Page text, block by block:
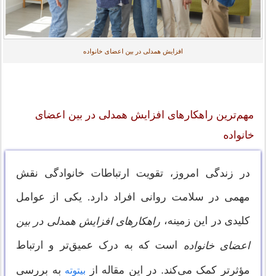
افزایش همدلی در بین اعضای خانواده
مهم‌ترین راهکارهای افزایش همدلی در بین اعضای
خانواده
در زندگی امروز، تقویت ارتباطات خانوادگی نقش
مهمی در سلامت روانی افراد دارد. یکی از عوامل
کلیدی در این زمینه، راهکارهای افزایش همدلی در بین
اعضای خانواده است که به درک عمیق‌تر و ارتباط
مؤثرتر کمک می‌کند. در این مقاله از بیتوته به بررسی